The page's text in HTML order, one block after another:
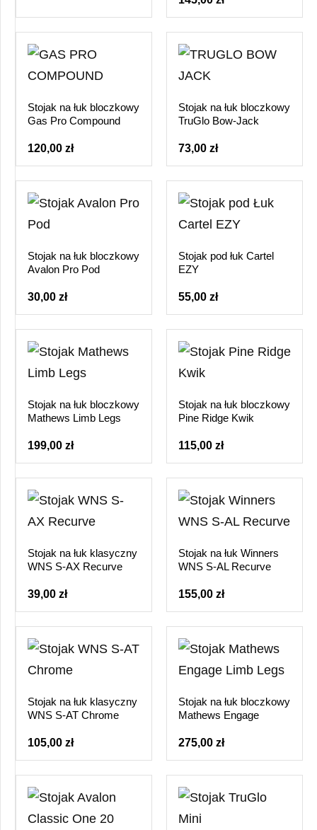
Stojak na łuk bloczkowy
Gas Pro Compound
120,00 zł
Stojak na łuk bloczkowy
TruGlo Bow-Jack
73,00 zł
Stojak na łuk bloczkowy
Avalon Pro Pod
30,00 zł
Stojak pod łuk Cartel
EZY
55,00 zł
Stojak na łuk bloczkowy
Mathews Limb Legs
199,00 zł
Stojak na łuk bloczkowy
Pine Ridge Kwik
115,00 zł
Stojak na łuk klasyczny
WNS S-AX Recurve
39,00 zł
Stojak na łuk Winners
WNS S-AL Recurve
155,00 zł
Stojak na łuk klasyczny
WNS S-AT Chrome
105,00 zł
Stojak na łuk bloczkowy
Mathews Engage
275,00 zł